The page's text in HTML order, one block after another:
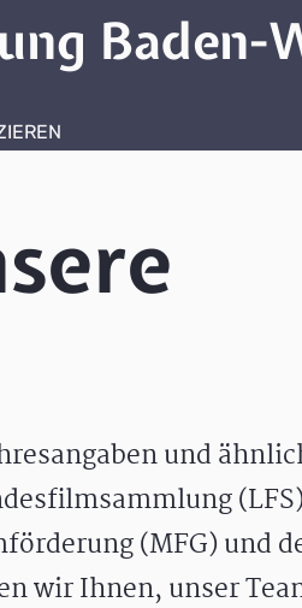
und
(MFG) und
wir Ihnen, unser